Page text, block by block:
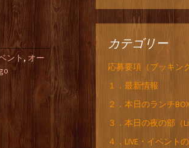
ント , オー
カテゴリー
応募要項（ブッキン
１．最新情報
２．本日のランチ
３．本日の夜の部（
４．LIVE・イベント